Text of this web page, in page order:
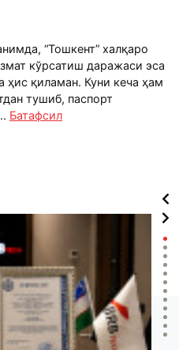
“Тошкент” халқаро
кўрсатиш даражаси эса
ҳис қиламан. Куни кеча ҳам
тушиб, паспорт
Батафсил